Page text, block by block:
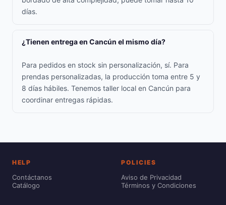
días.
¿Tienen entrega en Cancún el mismo día?
Para pedidos en stock sin personalización, sí. Para
prendas personalizadas, la producción toma entre 5 y
8 días hábiles. Tenemos taller local en Cancún para
coordinar entregas rápidas.
HELP
Contáctanos
Catálogo
POLICIES
Aviso de Privacidad
Términos y Condiciones